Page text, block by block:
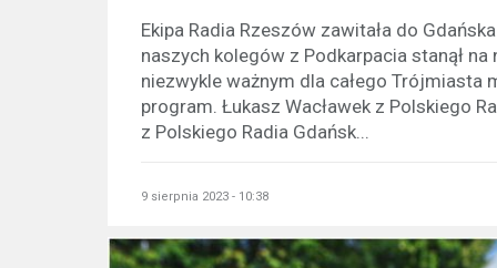
Ekipa Radia Rzeszów zawitała do
naszych kolegów z Podkarpacia stanął
niezwykle ważnym dla całego
program. Łukasz Wacławek z Polskiego
z Polskiego Radia Gdańsk...
9 sierpnia 2023 - 10:38